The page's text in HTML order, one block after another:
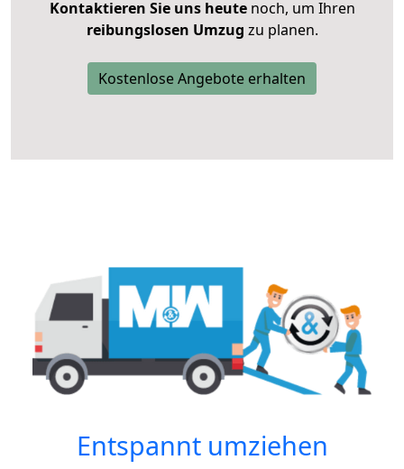
Kontaktieren Sie uns heutenoch, um Ihren
reibungslosen Umzug zu planen.
Kostenlose Angebote erhalten
Entspannt umziehen